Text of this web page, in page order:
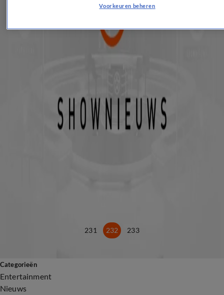
Paard dat koning cadeau kreeg is overleden
17 apr 2017, 22:58
Dubbel feest voor Prins Maurits
17 apr 2017, 21:49
Prins Maurits viert 49e verjaardag
231 232 233
Categorieën
Entertainment
Nieuws
Voorkeuren beheren